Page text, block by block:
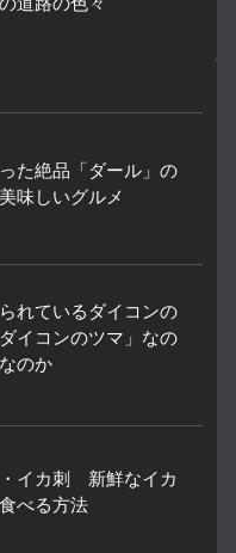
た絶品「ダール」の
味しいグルメ
れているダイコンの
イコンのツマ」なの
のか
イカ刺 新鮮なイカ
べる方法